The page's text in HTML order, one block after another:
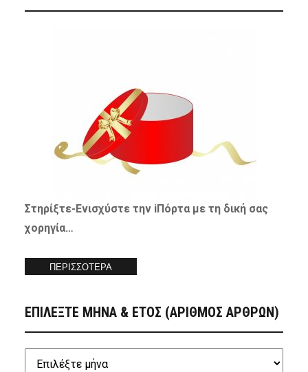
Στηρίξτε-Ενισχύστετην iΠόρτα με τη δική σας
χορηγία…
ΠΕΡΙΣΣΟΤΕΡΑ
ΕΠΙΛΕΞΤΕ ΜΗΝΑ & ΕΤΟΣ (ΑΡΙΘΜΟΣ ΑΡΘΡΩΝ)